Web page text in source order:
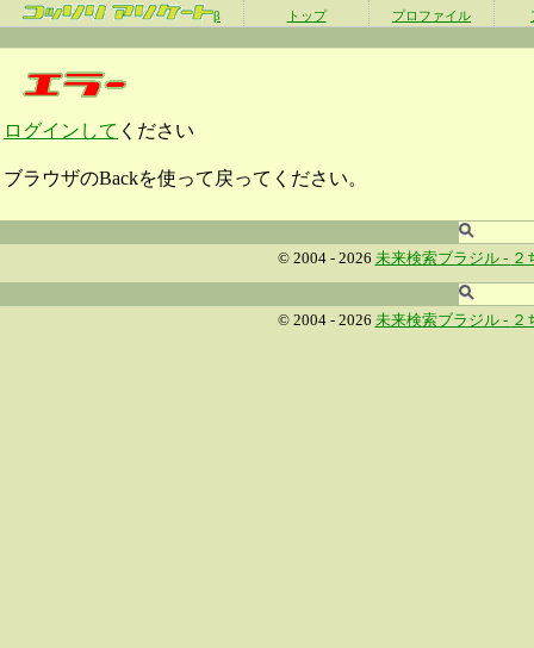
β トップ プロファイル
ログインして ください
ブラウザのBackを使って戻ってください。
© 2004 - 2026 未来検索ブラジル - ２
© 2004 - 2026 未来検索ブラジル - ２